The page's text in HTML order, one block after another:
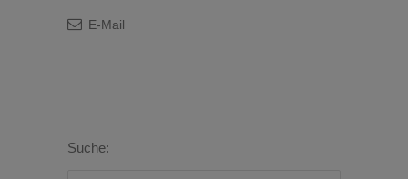
E-Mail
Suche: